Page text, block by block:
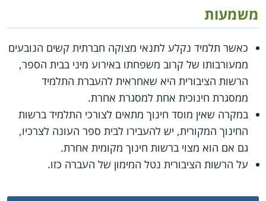
משמעות
כאשר תלמיד נקלע לתנאי מצוקה חברתית קשים הנובעים
ממעורבותו של קרוב משפחתו באירוע מיני בבית הספר,
הרשות הציבורית היא שאחראית להעברת התלמיד
ממסגרת חינוכית אחת למסגרת אחרת.
במקרה שאין מוסד חינוך מתאים לצורכי התלמיד ברשות
החינוך המקורית, יש להעבירו לבית ספר העונה לצרכיו,
גם אם הוא מצוי ברשות חינוך מקומית אחרת.
על הרשות הציבורית נטל המימון של העברה כזו.